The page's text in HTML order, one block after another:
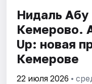
Площадки
Артисты
Рейтинги
Нидаль Абу
Кемерово.
Up: новая
Кемерове
22 июля 2026 •